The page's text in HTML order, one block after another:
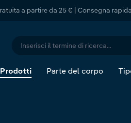
a partire da 25 € | Consegna rapida
Prodotti Parte del corpo